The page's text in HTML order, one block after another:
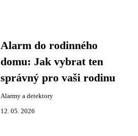
Alarm do rodinného
domu: Jak vybrat ten
správný pro vaši rodinu
Alarmy a detektory
12. 05. 2026